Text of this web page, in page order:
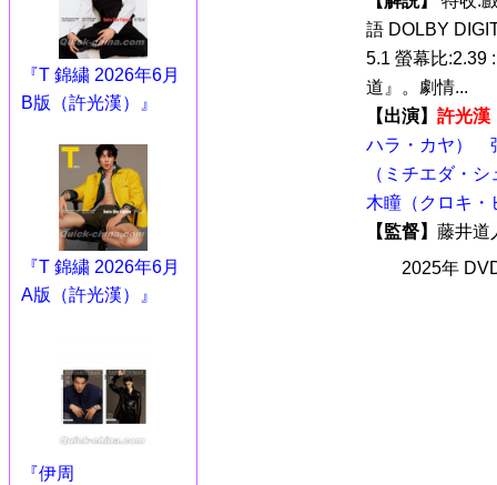
『T 錦繍 2026年6月
B版（許光漢）』
『T 錦繍 2026年6月
A版（許光漢）』
『伊周
語 DOLBY
5.1 螢幕比:2.39
道』。劇情...
【出演】 許光漢
ハラ・カヤ）
（ミチエダ・
木瞳（クロキ・
【監督】 藤井
2025年